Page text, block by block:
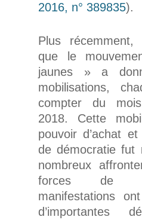
2016, n° 389835).
Plus
que le
jaunes » a
mobilisations,
compter du
2018. Cette
pouvoir d’achat
de démocratie fut
nombreux
forces de
manifestations
d’importantes